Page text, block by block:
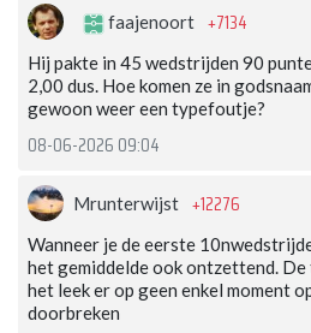
faajenoort +7134
Hij pakte in 45 wedstrijden 90
2,00 dus. Hoe komen ze in
gewoon weer een typefoutje?
08-06-2026 09:04
Mrunterwijst +12276
Wanneer je de eerste
het gemiddelde ook ontzettend.
het leek er op geen enkel moment
doorbreken